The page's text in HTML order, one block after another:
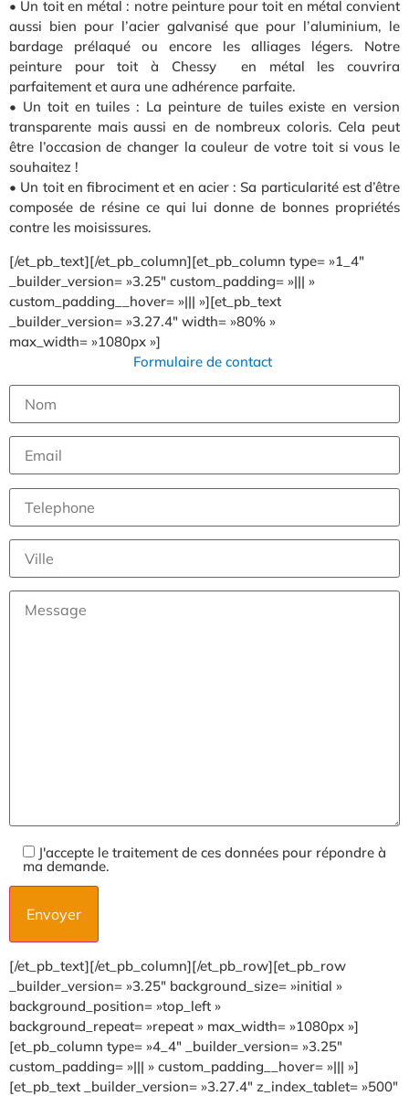
• Un toit en métal : notre peinture pour toit en métal convient
aussi bien pour l’acier galvanisé que pour l’aluminium, le
bardage prélaqué ou encore les alliages légers. Notre
peinture pour toit à Chessy en métal les couvrira
parfaitement et aura une adhérence parfaite.
• Un toit en tuiles : La peinture de tuiles existe en version
transparente mais aussi en de nombreux coloris. Cela peut
être l’occasion de changer la couleur de votre toit si vous le
souhaitez !
• Un toit en fibrociment et en acier : Sa particularité est d’être
composée de résine ce qui lui donne de bonnes propriétés
contre les moisissures.
[/et_pb_text][/et_pb_column][et_pb_column type= »1_4″
_builder_version= »3.25″ custom_padding= »||| »
custom_padding__hover= »||| »][et_pb_text
_builder_version= »3.27.4″ width= »80% »
max_width= »1080px »]
Formulaire de contact
J'accepte le traitement de ces données pour répondre à
ma demande.
[/et_pb_text][/et_pb_column][/et_pb_row][et_pb_row
_builder_version= »3.25″ background_size= »initial »
background_position= »top_left »
background_repeat= »repeat » max_width= »1080px »]
[et_pb_column type= »4_4″ _builder_version= »3.25″
custom_padding= »||| » custom_padding__hover= »||| »]
[et_pb_text _builder_version= »3.27.4″ z_index_tablet= »500″